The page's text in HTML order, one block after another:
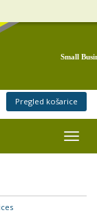
Small
Pregled košarice